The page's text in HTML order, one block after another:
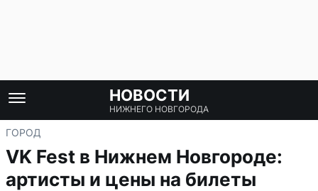
НОВОСТИ
НИЖНЕГО НОВГОРОДА
ГОРОД
VK Fest в Нижнем Новгороде:
артисты и цены на билеты